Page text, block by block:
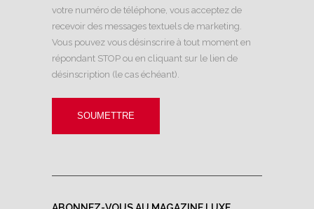
votre numéro de téléphone, vous acceptez de
recevoir des messages textuels de marketing.
Vous pouvez vous désinscrire à tout moment en
répondant STOP ou en cliquant sur le lien de
désinscription (le cas échéant).